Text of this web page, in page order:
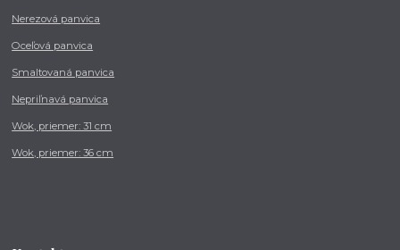
Nerezová panvica
Oceľová panvica
Smaltovaná panvica
Nepriľnavá panvica
Wok, priemer: 31 cm
Wok, priemer: 36 cm